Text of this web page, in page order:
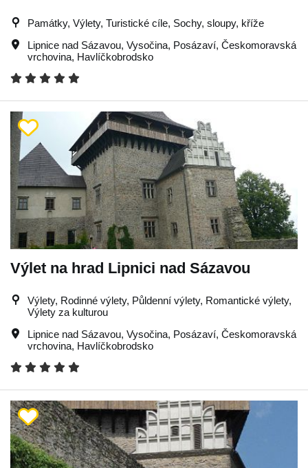
Památky, Výlety, Turistické cíle, Sochy, sloupy, kříže
Lipnice nad Sázavou, Vysočina, Posázaví, Českomoravská
vrchovina, Havlíčkobrodsko
Výlet na hrad Lipnici nad Sázavou
Výlety, Rodinné výlety, Půldenní výlety, Romantické výlety,
Výlety za kulturou
Lipnice nad Sázavou, Vysočina, Posázaví, Českomoravská
vrchovina, Havlíčkobrodsko